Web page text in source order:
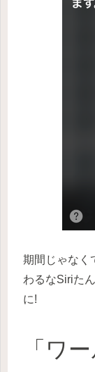
期間じゃなく
わるなSiriた
に!
「ワ